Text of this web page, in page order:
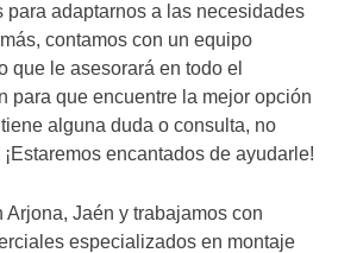
para adaptarnos a las necesidades
contamos con un equipo
que le asesorará en todo el
para que encuentre la mejor opción
alguna duda o consulta, no
encantados de ayudarle!
Arjona, Jaén y trabajamos con
especializados en montaje